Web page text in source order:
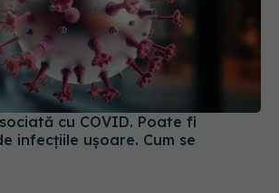
cu COVID. Poate fi
infecțiile ușoare. Cum se